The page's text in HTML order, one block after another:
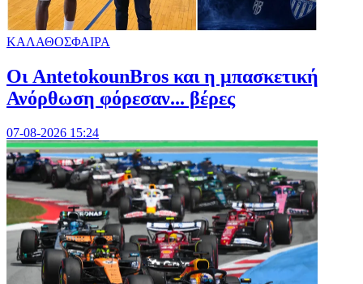
ΚΑΛΑΘΟΣΦΑΙΡΑ
Oι AntetokounBros και η μπασκετική
Ανόρθωση φόρεσαν... βέρες
07-08-2026 15:24